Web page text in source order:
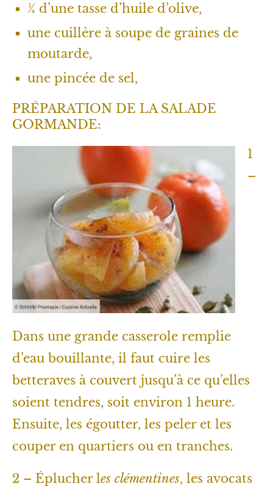
¼ d’une tasse d’huile d’olive,
une cuillère à soupe de graines de
moutarde,
une pincée de sel,
PRÉPARATION DE LA SALADE
GORMANDE:
1
–
Dans une grande casserole remplie
d’eau bouillante, il faut cuire les
betteraves à couvert jusqu’à ce qu’elles
soient tendres, soit environ 1 heure.
Ensuite, les égoutter, les peler et les
couper en quartiers ou en tranches.
2 – Éplucher les clémentines, les avocats